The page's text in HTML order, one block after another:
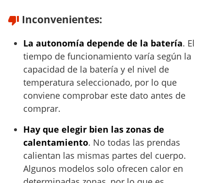
Inconvenientes:
La autonomía depende de la batería. El
tiempo de funcionamiento varía según la
capacidad de la batería y el nivel de
temperatura seleccionado, por lo que
conviene comprobar este dato antes de
comprar.
Hay que elegir bien las zonas de
calentamiento. No todas las prendas
calientan las mismas partes del cuerpo.
Algunos modelos solo ofrecen calor en